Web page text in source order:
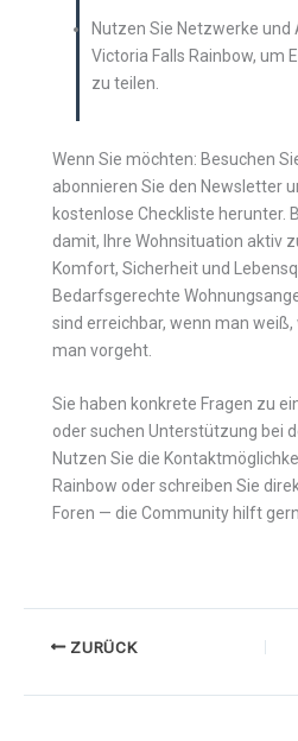
Nutzen Sie Netzwerke und
Victoria Falls Rainbow, um
zu teilen.
Wenn Sie möchten: Besuchen
abonnieren Sie den Newsletter
kostenlose Checkliste herunter.
damit, Ihre Wohnsituation aktiv
Komfort, Sicherheit und
Bedarfsgerechte
sind erreichbar, wenn man
man vorgeht.
Sie haben konkrete Fragen zu
oder suchen Unterstützung bei
Nutzen Sie die
Rainbow oder schreiben Sie
Foren — die Community hilft gern.
ZURÜCK